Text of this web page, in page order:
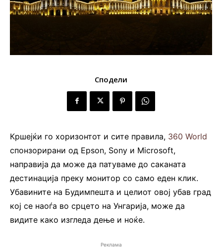
Сподели
Кршејќи го хоризонтот и сите правила, 360 World
спонзорирани од Epson, Sony и Microsoft,
направија да може да патуваме до саканата
дестинација преку монитор со само еден клик.
Убавините на Будимпешта и целиот овој убав град
кој се наоѓа во срцето на Унгарија, може да
видите како изгледа дење и ноќе.
Реклама